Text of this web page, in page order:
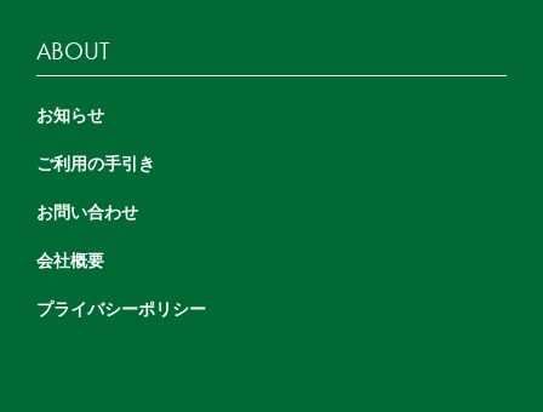
ABOUT
お知らせ
ご利用の手引き
お問い合わせ
会社概要
プライバシーポリシー